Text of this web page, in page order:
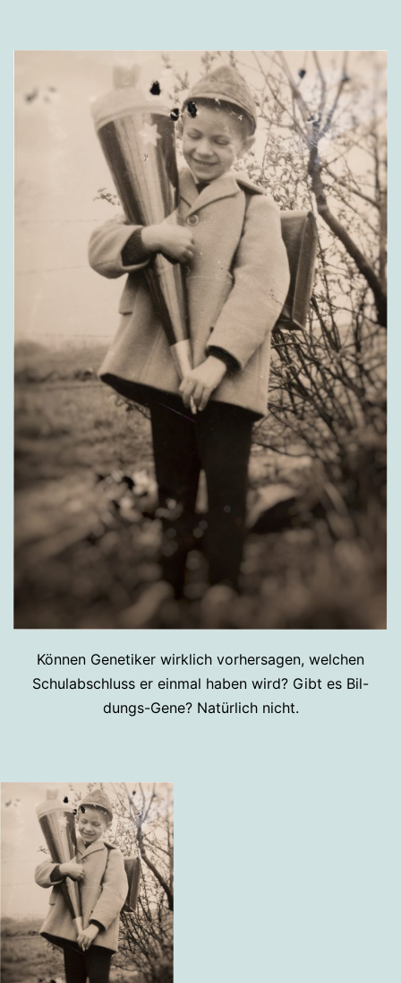
Können Genetiker wirklich vorhersagen, welchen
Schulabschluss er einmal haben wird? Gibt es Bil-
dungs-Gene? Natürlich nicht.